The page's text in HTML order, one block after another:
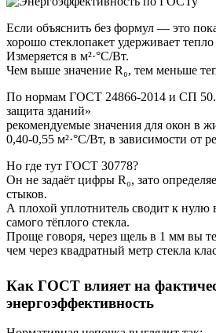
Если объяснить без формул — это
хорошо стеклопакет удерживает
Измеряется в м²·°C/Вт.
Чем выше значение R₀, тем меньше
По нормам ГОСТ 24866-2014 и СП
защита зданий»
рекомендуемые значения для окон
0,40-0,55 м²·°C/Вт, в зависимости от
Но где тут ГОСТ 30778?
Он не задаёт цифры R₀, зато
стыков.
А плохой уплотнитель сводит к нулю
самого тёплого стекла.
Проще говоря, через щель в 1 мм вы
чем через квадратный метр стекла
Как ГОСТ влияет на
энергоэффективность